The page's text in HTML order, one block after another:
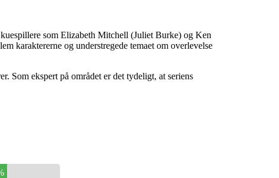
som Elizabeth Mitchell (Juliet Burke) og Ken
karaktererne og understregede temaet om overlevelse
Som ekspert på området er det tydeligt, at seriens